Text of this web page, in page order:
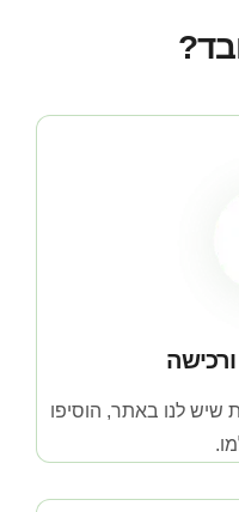
שיש לנו באתר, הוסיפו